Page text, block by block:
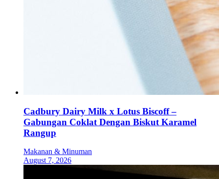
Cadbury Dairy Milk x Lotus Biscoff –
Gabungan Coklat Dengan Biskut Karamel
Rangup
Makanan & Minuman
August 7, 2026